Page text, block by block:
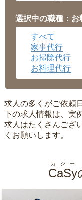
岡山県▼
広島県▼
沖縄県
選択中の職種：お
すべて
家事代行
お掃除代行
お料理代行
求人の多くがご依頼
下の求人情報は、実
求人はたくさんござ
くお願いします。
CaSy
カジー